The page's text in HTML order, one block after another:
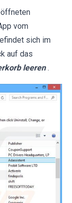
vom
sich im
auf das
leeren .